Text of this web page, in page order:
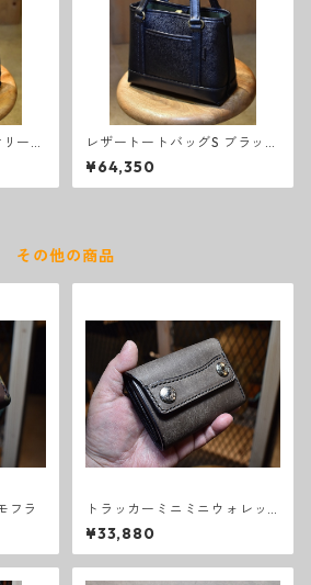
ーブ
レザートートバッグS ブラック
カスタム
¥64,350
その他の商品
フラ
トラッカーミニミニウォレッ
ト スクラッチ グレー
¥33,880